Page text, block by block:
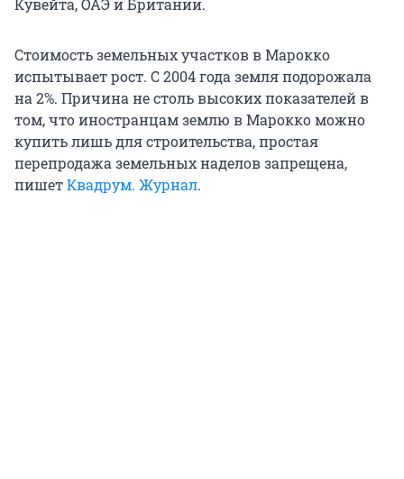
Кувейта, ОАЭ и Британии.
Стоимость земельных участков в Марокко
испытывает рост. С 2004 года земля подорожала
на 2%. Причина не столь высоких показателей в
том, что иностранцам землю в Марокко можно
купить лишь для строительства, простая
перепродажа земельных наделов запрещена,
пишетКвадрум. Журнал.